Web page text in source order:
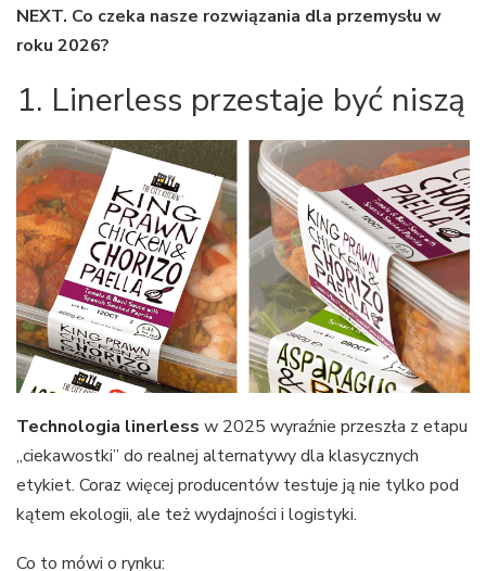
NEXT. Co czeka nasze rozwiązania dla przemysłu w
roku 2026?
1. Linerless przestaje być niszą
Technologia linerless w 2025 wyraźnie przeszła z etapu
„ciekawostki” do realnej alternatywy dla klasycznych
etykiet. Coraz więcej producentów testuje ją nie tylko pod
kątem ekologii, ale też wydajności i logistyki.
Co to mówi o rynku: